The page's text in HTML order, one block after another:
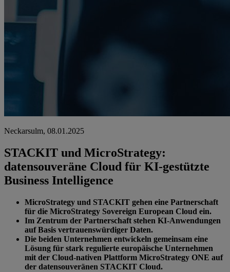
Neckarsulm, 08.01.2025
STACKIT und MicroStrategy:
datensouveräne Cloud für KI-gestützte
Business Intelligence
MicroStrategy und STACKIT gehen eine Partnerschaft
für die MicroStrategy Sovereign European Cloud ein.
Im Zentrum der Partnerschaft stehen KI-Anwendungen
auf Basis vertrauenswürdiger Daten.
Die beiden Unternehmen entwickeln gemeinsam eine
Lösung für stark regulierte europäische Unternehmen
mit der Cloud-nativen Plattform MicroStrategy ONE auf
der datensouveränen STACKIT Cloud.